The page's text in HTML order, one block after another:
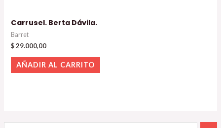
Carrusel. Berta Dávila.
Barret
$29.000,00
AÑADIR AL CARRITO